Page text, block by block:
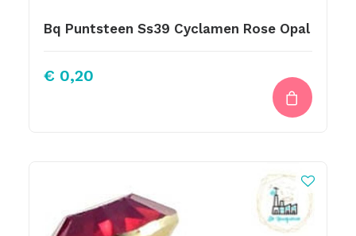
Bq Puntsteen Ss39 Cyclamen Rose Opal
€ 0,20